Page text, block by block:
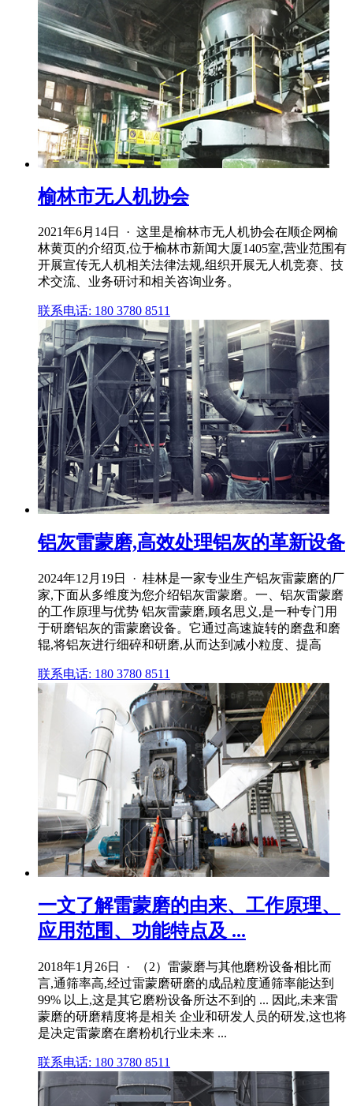
榆林市无人机协会
2021年6月14日 · 这里是榆林市无人机协会在顺企网榆
林黄页的介绍页,位于榆林市新闻大厦1405室,营业范围有
开展宣传无人机相关法律法规,组织开展无人机竞赛、技
术交流、业务研讨和相关咨询业务。
联系电话: 180 3780 8511
铝灰雷蒙磨,高效处理铝灰的革新设备
2024年12月19日 · 桂林是一家专业生产铝灰雷蒙磨的厂
家,下面从多维度为您介绍铝灰雷蒙磨。一、铝灰雷蒙磨
的工作原理与优势 铝灰雷蒙磨,顾名思义,是一种专门用
于研磨铝灰的雷蒙磨设备。它通过高速旋转的磨盘和磨
辊,将铝灰进行细碎和研磨,从而达到减小粒度、提高
联系电话: 180 3780 8511
一文了解雷蒙磨的由来、工作原理、
应用范围、功能特点及 ...
2018年1月26日 · （2）雷蒙磨与其他磨粉设备相比而
言,通筛率高,经过雷蒙磨研磨的成品粒度通筛率能达到
99% 以上,这是其它磨粉设备所达不到的 ... 因此,未来雷
蒙磨的研磨精度将是相关 企业和研发人员的研发,这也将
是决定雷蒙磨在磨粉机行业未来 ...
联系电话: 180 3780 8511